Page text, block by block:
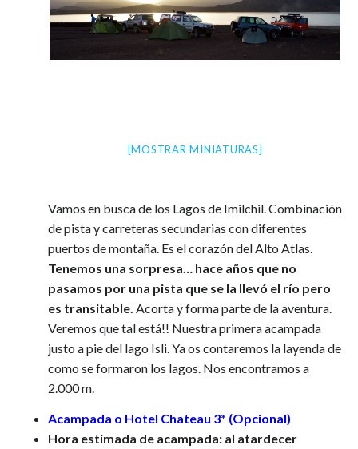
[MOSTRAR MINIATURAS]
Vamos en busca de los Lagos de Imilchil. Combinación
de pista y carreteras secundarias con diferentes
puertos de montaña. Es el corazón del Alto Atlas.
Tenemos una sorpresa… hace años que no
pasamos por una pista que se la llevó el río pero
es transitable. Acorta y forma parte de la aventura.
Veremos que tal está!! Nuestra primera acampada
justo a pie del lago Isli. Ya os contaremos la layenda de
como se formaron los lagos. Nos encontramos a
2.000 m.
Acampada o Hotel Chateau 3* (Opcional)
Hora estimada de acampada: al atardecer